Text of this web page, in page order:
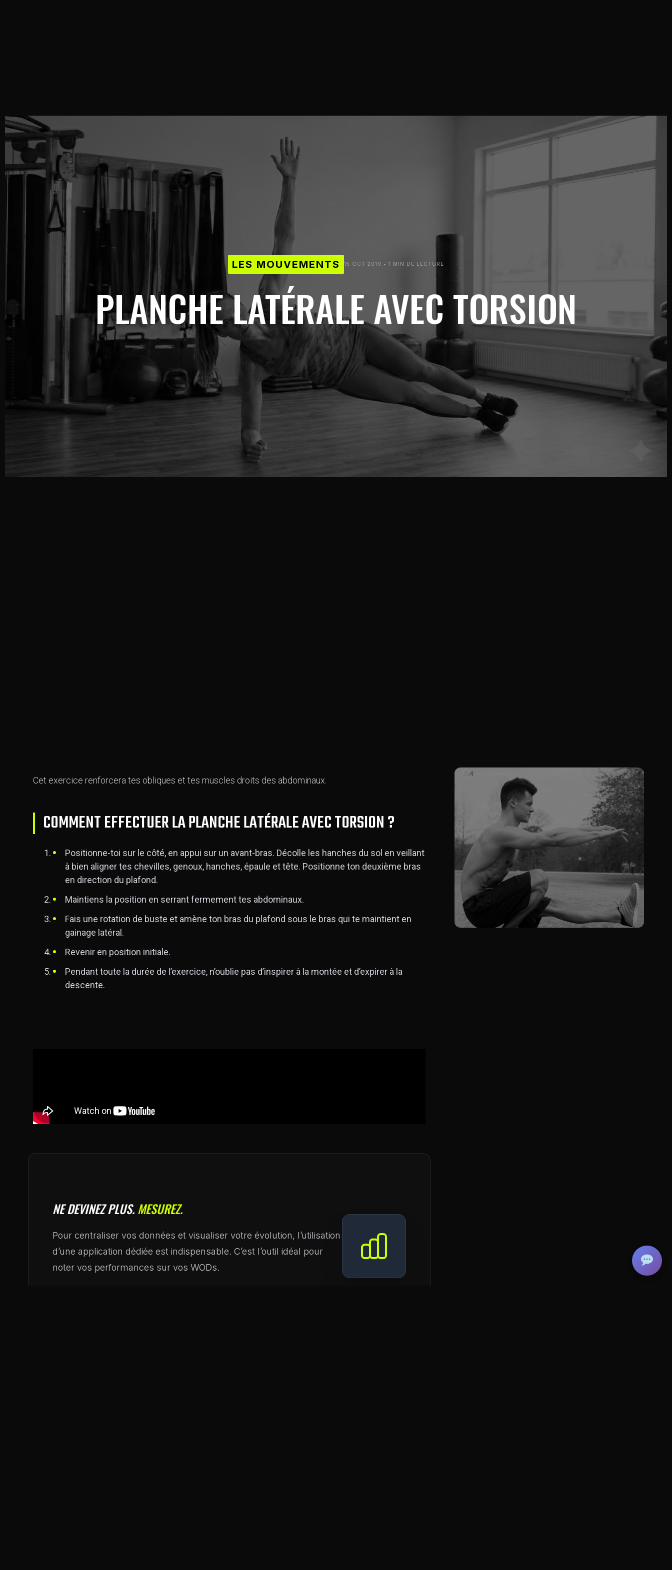
LES MOUVEMENTS 15 OCT 2019 • 1 MIN DE LECTURE
PLANCHE LATÉRALE AVEC TORSION
Cet exercice renforcera tes obliques et tes muscles droits des abdominaux.
COMMENT EFFECTUER LA PLANCHE LATÉRALE AVEC TORSION ?
Positionne-toi sur le côté, en appui sur un avant-bras. Décolle les hanches du sol en veillant
à bien aligner tes chevilles, genoux, hanches, épaule et tête. Positionne ton deuxième bras
en direction du plafond.
Maintiens la position en serrant fermement tes abdominaux.
Fais une rotation de buste et amène ton bras du plafond sous le bras qui te maintient en
gainage latéral.
Revenir en position initiale.
Pendant toute la durée de l’exercice, n’oublie pas d’inspirer à la montée et d’expirer à la
descente.
NE DEVINEZ PLUS.MESUREZ.
Pour centraliser vos données et visualiser votre évolution, l’utilisation
d’une application dédiée est indispensable. C’est l’outil idéal pour
noter vos performances sur vos WODs.